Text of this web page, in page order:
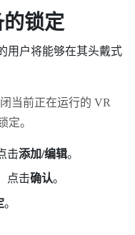
锁定
用户将能够在其头戴式
当前正在运行的 VR
定。
击添加/编辑。
点击确认。
。